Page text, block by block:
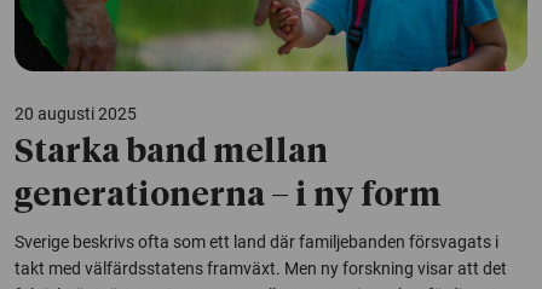
20 augusti 2025
Starka band mellan
generationerna – i ny form
Sverige beskrivs ofta som ett land där familjebanden försvagats i
takt med välfärdsstatens framväxt. Men ny forskning visar att det